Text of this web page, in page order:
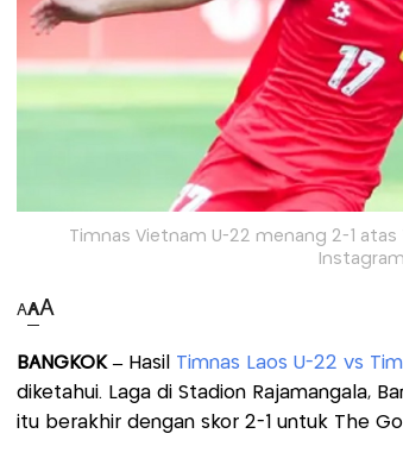
Timnas Vietnam U-22 menang 2-1 atas
AAA
BANGKOK –Hasil Timnas Laos U-22 vs
diketahui. Laga di Stadion Rajamangala,
itu berakhir dengan skor 2-1 untuk The